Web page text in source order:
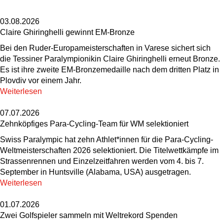
03.08.2026
Claire Ghiringhelli gewinnt EM-Bronze
Bei den Ruder-Europameisterschaften in Varese sichert sich
die Tessiner Paralympionikin Claire Ghiringhelli erneut Bronze.
Es ist ihre zweite EM-Bronzemedaille nach dem dritten Platz in
Plovdiv vor einem Jahr.
Weiterlesen
07.07.2026
Zehnköpfiges Para-Cycling-Team für WM selektioniert
Swiss Paralympic hat zehn Athlet*innen für die Para-Cycling-
Weltmeisterschaften 2026 selektioniert. Die Titelwettkämpfe im
Strassenrennen und Einzelzeitfahren werden vom 4. bis 7.
September in Huntsville (Alabama, USA) ausgetragen.
Weiterlesen
01.07.2026
Zwei Golfspieler sammeln mit Weltrekord Spenden